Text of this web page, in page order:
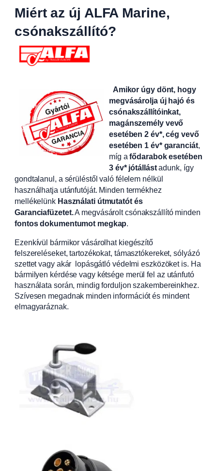
Miért az új ALFA Marine,
csónakszállító?
Amikor úgy dönt, hogy
megvásárolja új hajó és
csónakszállítóinkat,
magánszemély vevő
esetében 2 év*, cég vevő
esetében 1 év* garanciát,
míg afődarabok esetében
3 év* jótállástadunk, így
gondtalanul, a sérüléstől való félelem nélkül
használhatja utánfutóját. Minden termékhez
mellékelünk Használati útmutatót és
Garanciafüzetet.A megvásárolt csónakszállító minden
fontos dokumentumot megkap.
Ezenkívül bármikor vásárolhat kiegészítő
felszereléseket, tartozékokat, támasztókereket, sólyázó
szettet vagy akár lopásgátló védelmi eszközöket is. Ha
bármilyen kérdése vagy kétsége merül fel az utánfutó
használata során, mindig forduljon szakembereinkhez.
Szívesen megadnak minden információt és mindent
elmagyaráznak.